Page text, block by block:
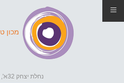
מכון
נחלת יצחק 32א', תל אביב
≡